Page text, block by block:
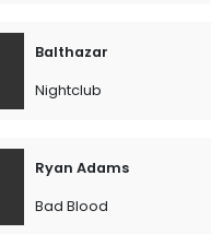
Balthazar
Nightclub
Ryan Adams
Bad Blood